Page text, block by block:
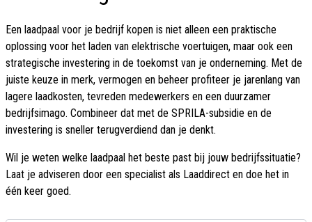
Een laadpaal voor je bedrijf kopen is niet alleen een praktische
oplossing voor het laden van elektrische voertuigen, maar ook een
strategische investering in de toekomst van je onderneming. Met de
juiste keuze in merk, vermogen en beheer profiteer je jarenlang van
lagere laadkosten, tevreden medewerkers en een duurzamer
bedrijfsimago. Combineer dat met de SPRILA-subsidie en de
investering is sneller terugverdiend dan je denkt.
Wil je weten welke laadpaal het beste past bij jouw bedrijfssituatie?
Laat je adviseren door een specialist als Laaddirect en doe het in
één keer goed.